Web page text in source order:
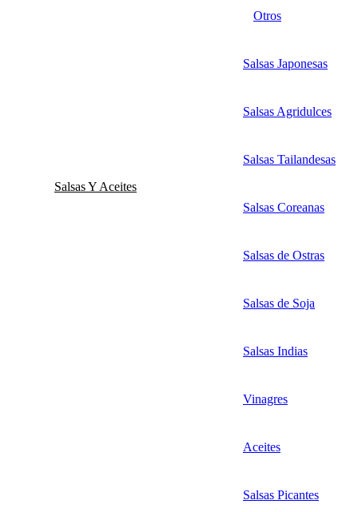
Otros
Salsas Y Aceites
Salsas Japonesas
Salsas Agridulces
Salsas Tailandesas
Salsas Coreanas
Salsas de Ostras
Salsas de Soja
Salsas Indias
Vinagres
Aceites
Salsas Picantes